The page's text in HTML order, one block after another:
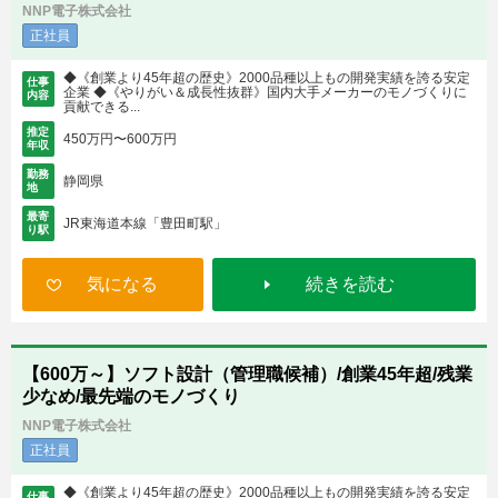
NNP電子株式会社
正社員
仕事
内容
◆《創業より45年超の歴史》2000品種以上もの開発実績を誇る安定
企業 ◆《やりがい＆成長性抜群》国内大手メーカーのモノづくりに
貢献できる...
推定
年収
450万円〜600万円
勤務
地
静岡県
最寄
り駅
JR東海道本線「豊田町駅」
気になる 続きを読む
【600万～】ソフト設計（管理職候補）/創業45年超/残業
少なめ/最先端のモノづくり
NNP電子株式会社
正社員
◆《創業より45年超の歴史》2000品種以上もの開発実績を誇る安定